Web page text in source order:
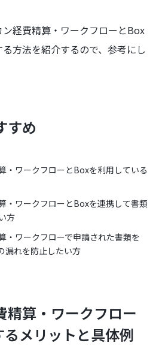
経費精算・ワークフローとBox
方法を紹介するので、参考にし
すめ
・ワークフローとBoxを利用している
・ワークフローとBoxを連携して書類
方
・ワークフローで申請された書類を
漏れを防止したい方
精算・ワークフロー
メリットと具体例